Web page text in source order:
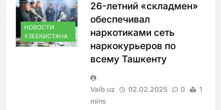
НОВОСТИ
УЗБЕКИСТАНА
26-летний «складмен»
обеспечивал
наркотиками сеть
наркокурьеров по
всему Ташкенту
Vaib.uz 02.02.2025 0
1
mins